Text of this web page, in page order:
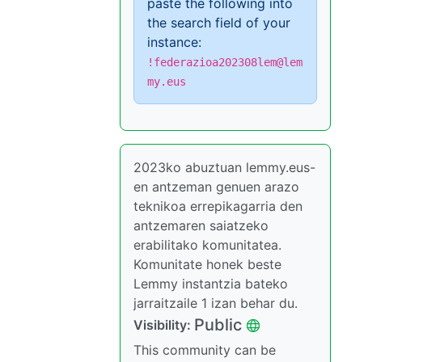
paste the following into
the search field of your
instance:
!federazioa202308lem@lem
my.eus
2023ko abuztuan lemmy.eus-
en antzeman genuen arazo
teknikoa errepikagarria den
antzemaren saiatzeko
erabilitako komunitatea.
Komunitate honek beste
Lemmy instantzia bateko
jarraitzaile 1 izan behar du.
Visibility: Public
This community can be